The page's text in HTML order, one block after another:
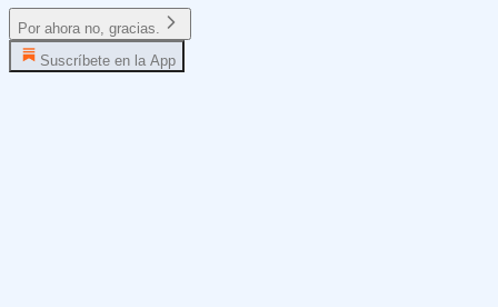
Por ahora no, gracias.
Suscríbete en la App